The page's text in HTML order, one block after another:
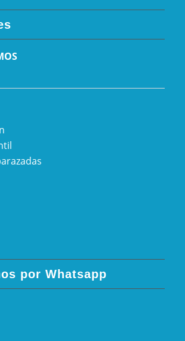
por Whatsapp